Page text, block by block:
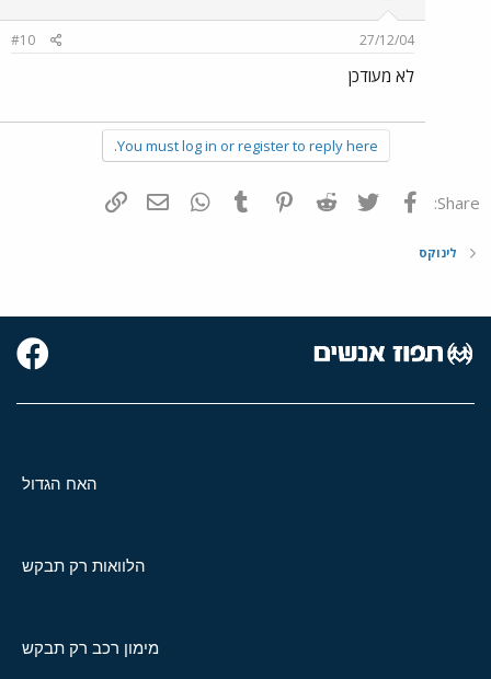
27/12/04
#10
לא מעודכן
You must log in or register to reply here.
Share: פייסבוק Twitter
Reddit
Pinterest
Tumblr
WhatsAppדואר אלקטרוני
לינוקס
האח הגדול
הלוואות רק תבקש
מימון רכב רק תבקש